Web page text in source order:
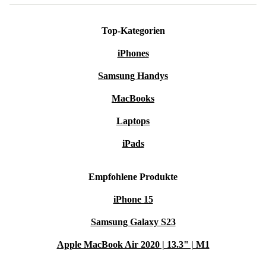
Top-Kategorien
iPhones
Samsung Handys
MacBooks
Laptops
iPads
Empfohlene Produkte
iPhone 15
Samsung Galaxy S23
Apple MacBook Air 2020 | 13.3" | M1